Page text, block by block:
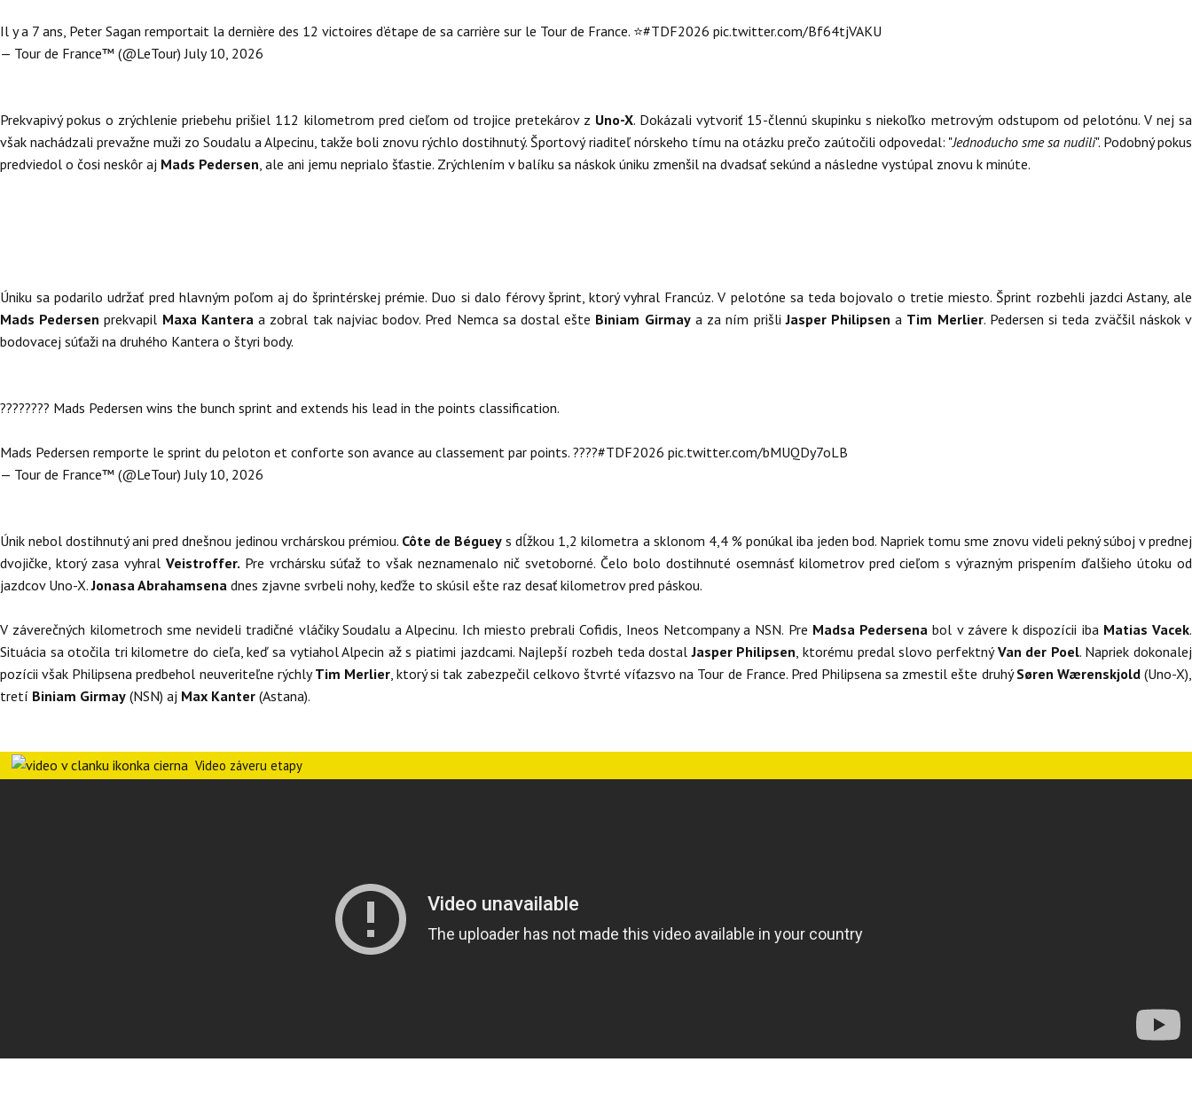
Il y a 7 ans, Peter Sagan remportait la dernière des 12 victoires d’étape de sa carrière sur le Tour de France. ⭐#TDF2026 pic.twitter.com/Bf64tjVAKU
— Tour de France™ (@LeTour)July 10, 2026
Prekvapivý pokus o zrýchlenie priebehu prišiel 112 kilometrom pred cieľom od trojice pretekárov z Uno-X. Dokázali vytvoriť 15-člennú skupinku s niekoľko metrovým odstupom od pelotónu. V nej sa
však nachádzali prevažne muži zo Soudalu a Alpecinu, takže boli znovu rýchlo dostihnutý. Športový riaditeľ nórskeho tímu na otázku prečo zaútočili odpovedal: "Jednoducho sme sa nudili". Podobný pokus
predviedol o čosi neskôr aj Mads Pedersen, ale ani jemu neprialo šťastie. Zrýchlením v balíku sa náskok úniku zmenšil na dvadsať sekúnd a následne vystúpal znovu k minúte.
Úniku sa podarilo udržať pred hlavným poľom aj do šprintérskej prémie. Duo si dalo férovy šprint, ktorý vyhral Francúz. V pelotóne sa teda bojovalo o tretie miesto. Šprint rozbehli jazdci Astany, ale
Mads Pedersenprekvapil Maxa Kanteraa zobral tak najviac bodov. Pred Nemca sa dostal ešte Biniam Girmaya za ním prišliJasper Philipsen a Tim Merlier. Pedersen si teda zväčšil náskok v
bodovacej súťaži na druhého Kantera o štyri body.
???????? Mads Pedersen wins the bunch sprint and extends his lead in the points classification.
Mads Pedersen remporte le sprint du peloton et conforte son avance au classement par points. ????#TDF2026 pic.twitter.com/bMUQDy7oLB
— Tour de France™ (@LeTour)July 10, 2026
Únik nebol dostihnutý ani pred dnešnou jedinou vrchárskou prémiou. Côte de Béguey s dĺžkou 1,2 kilometra a sklonom 4,4 % ponúkal iba jeden bod. Napriek tomu sme znovu videli pekný súboj v prednej
dvojičke, ktorý zasa vyhral Veistroffer. Pre vrchársku súťaž to však neznamenalo nič svetoborné. Čelo bolo dostihnuté osemnásť kilometrov pred cieľom s výrazným prispením ďalšieho útoku od
jazdcov Uno-X.Jonasa Abrahamsena dnes zjavne svrbeli nohy, keďže to skúsil ešte raz desať kilometrov pred páskou.
V záverečných kilometroch sme nevideli tradičné vláčiky Soudalu a Alpecinu. Ich miesto prebrali Cofidis, Ineos Netcompany a NSN. Pre Madsa Pedersena bol v závere k dispozícii iba Matias Vacek.
Situácia sa otočila tri kilometre do cieľa, keď sa vytiahol Alpecin až s piatimi jazdcami. Najlepší rozbeh teda dostalJasper Philipsen, ktorému predal slovo perfektnýVan der Poel. Napriek dokonalej
pozícii však Philipsena predbehol neuveriteľne rýchlyTim Merlier, ktorý si tak zabezpečil celkovo štvrté víťazsvo na Tour de France. Pred Philipsena sa zmestil ešte druhýSøren Wærenskjold(Uno-X),
tretí Biniam Girmay (NSN) aj Max Kanter (Astana).
Video záveru etapy